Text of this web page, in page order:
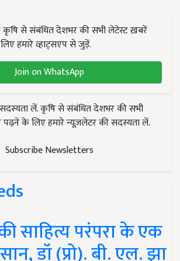
कृषि से संबंधित देशभर की सभी लेटेस्ट ख़बरें
हमारे व्हाट्सएप से जुड़ें.
Join on WhatsApp
लें. कृषि से संबंधित देशभर की सभी
के लिए हमारे न्यूज़लेटर की सदस्यता लें.
Subscribe Newsletters
साहित्य परंपरा के एक
डॉ (प्रो). बी. एल. झा